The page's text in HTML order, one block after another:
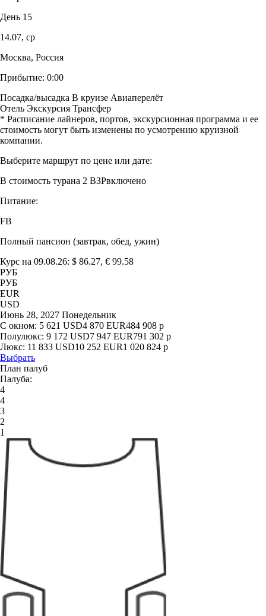
День 15
14.07, ср
Москва, Россия
Прибытие: 0:00
Посадка/высадка В круизе Авиаперелёт
Отель Экскурсия Трансфер
* Расписание лайнеров, портов, экскурсионная программа и ее
стоимость могут быть изменены по усмотрению круизной
компании.
Выберите маршрут по цене или дате:
В стоимость турана 2 ВЗРвключено
Питание:
FB
Полный пансион (завтрак, обед, ужин)
Курс на 09.08.26: $ 86.27, € 99.58
РУБ
РУБ
EUR
USD
Июнь 28, 2027 Понедельник
С окном: 5 621 USD4 870 EUR484 908 р
Полулюкс: 9 172 USD7 947 EUR791 302 р
Люкс: 11 833 USD10 252 EUR1 020 824 р
Выбрать
План палуб
Палуба:
4
4
3
2
1